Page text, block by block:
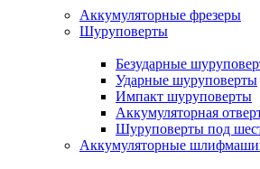
Аккумуляторные фрезеры
Шуруповерты
Безударные
Ударные шуруповерты
Импакт шуруповерты
Аккумуляторная
Шуруповерты под
Аккумуляторные